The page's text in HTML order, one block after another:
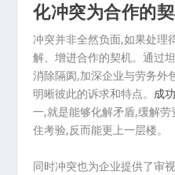
化冲突为合作的
冲突并非全然负面,如果处理
解、增进合作的契机。通过
消除隔阂,加深企业与劳务外
明晰彼此的诉求和特点。 成
一,就是能够化解矛盾,缓解
住考验,反而能更上一层楼。
同时冲突也为企业提供了审